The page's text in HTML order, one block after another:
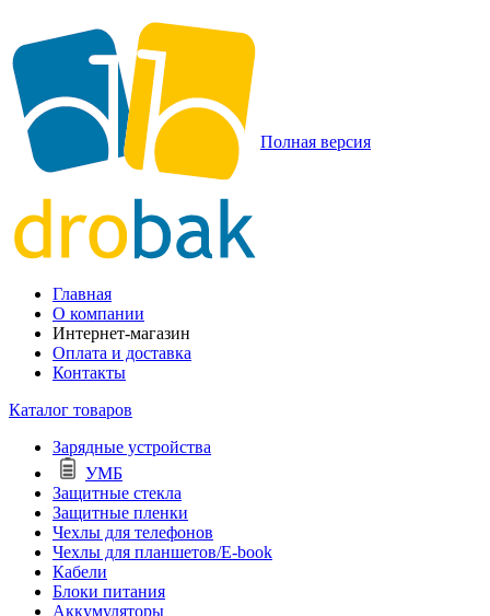
Полная версия
Главная
О компании
Интернет-магазин
Оплата и доставка
Контакты
Каталог товаров
Зарядные устройства
УМБ
Защитные стекла
Защитные пленки
Чехлы для телефонов
Чехлы для планшетов/E-book
Кабели
Блоки питания
Аккумуляторы